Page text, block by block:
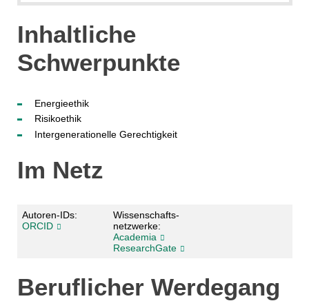
Inhaltliche
Schwerpunkte
Energieethik
Risikoethik
Intergenerationelle Gerechtigkeit
Im Netz
Autoren-IDs:
ORCID
Wissenschafts­
netzwerke:
Academia
ResearchGate
Beruflicher Werdegang